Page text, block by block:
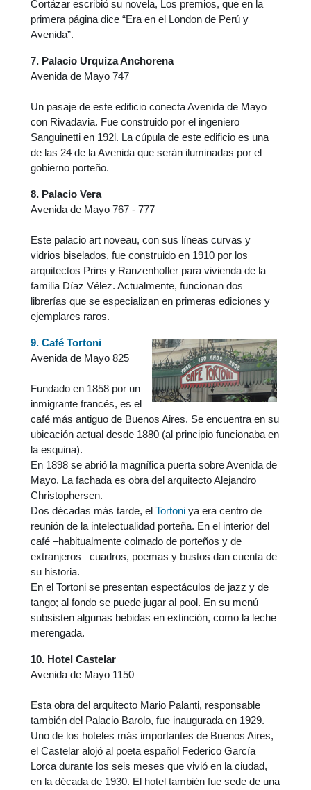
Cortázar escribió su novela, Los premios, que en la
primera página dice “Era en el London de Perú y
Avenida”.
7. Palacio Urquiza Anchorena
Avenida de Mayo 747
Un pasaje de este edificio conecta Avenida de Mayo
con Rivadavia. Fue construido por el ingeniero
Sanguinetti en 192l. La cúpula de este edificio es una
de las 24 de la Avenida que serán iluminadas por el
gobierno porteño.
8. Palacio Vera
Avenida de Mayo 767 - 777
Este palacio art noveau, con sus líneas curvas y
vidrios biselados, fue construido en 1910 por los
arquitectos Prins y Ranzenhofler para vivienda de la
familia Díaz Vélez. Actualmente, funcionan dos
librerías que se especializan en primeras ediciones y
ejemplares raros.
9. Café Tortoni
Avenida de Mayo 825
Fundado en 1858 por un
inmigrante francés, es el
café más antiguo de Buenos Aires. Se encuentra en su
ubicación actual desde 1880 (al principio funcionaba en
la esquina).
En 1898 se abrió la magnífica puerta sobre Avenida de
Mayo. La fachada es obra del arquitecto Alejandro
Christophersen.
Dos décadas más tarde, el Tortoni ya era centro de
reunión de la intelectualidad porteña. En el interior del
café –habitualmente colmado de porteños y de
extranjeros– cuadros, poemas y bustos dan cuenta de
su historia.
En el Tortoni se presentan espectáculos de jazz y de
tango; al fondo se puede jugar al pool. En su menú
subsisten algunas bebidas en extinción, como la leche
merengada.
10. Hotel Castelar
Avenida de Mayo 1150
Esta obra del arquitecto Mario Palanti, responsable
también del Palacio Barolo, fue inaugurada en 1929.
Uno de los hoteles más importantes de Buenos Aires,
el Castelar alojó al poeta español Federico García
Lorca durante los seis meses que vivió en la ciudad,
en la década de 1930. El hotel también fue sede de una